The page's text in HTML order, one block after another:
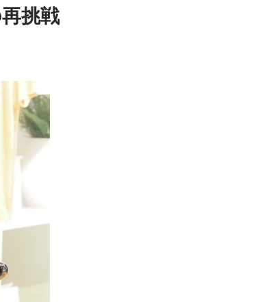
挑戦